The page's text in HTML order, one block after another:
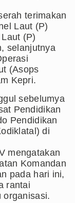
Betis pada
Juventus
Amankan Aset
Pejabat,
Pasien Kanker
Lurah AUR,
terimakan
Laut (P)
(P)
selanjutnya
(Asops
Kepri.
sebelumya
Pendidikan
Pendidikan
di
mengatakan
Komandan
pada hari ini,
rantai
organisasi.